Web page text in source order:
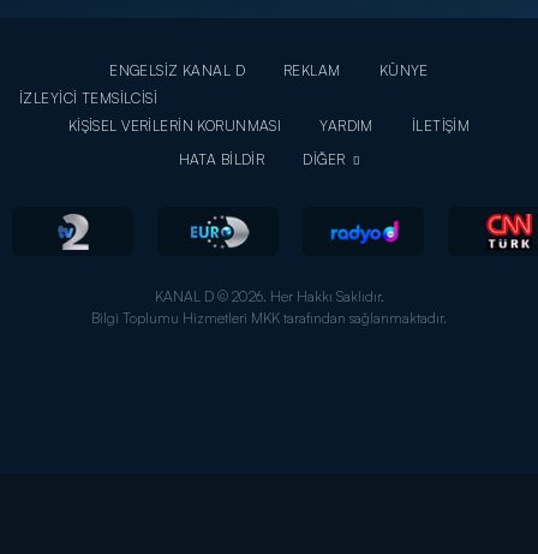
ENGELSİZ KANAL D REKLAM
KÜNYE
İZLEYİCİ TEMSİLCİSİ
KİŞİSEL VERİLERİN KORUNMASI
YARDIM
İLETİŞİM
HATA BİLDİR
DİĞER
KANAL D © 2026. Her Hakkı Saklıdır.
Bilgi Toplumu Hizmetleri MKK tarafından sağlanmaktadır.